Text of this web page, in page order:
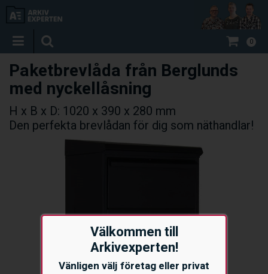
Välkommen till
Arkivexperten!
Vänligen välj företag eller privat
0
Paketbrevlåda från Berglunds
med nyckellåsning
H x B x D: 1020 x 390 x 280 mm
Den perfekta brevlådan för dig som näthandlar!